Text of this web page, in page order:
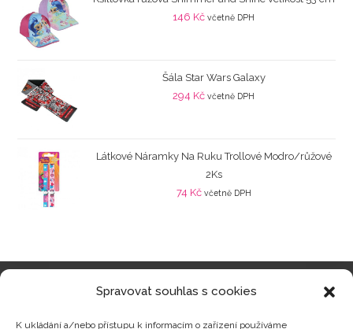
Spravovat souhlas s cookies
K ukládání a/nebo přístupu k informacím o zařízení používáme
146 Kč včetně DPH
Šála Star Wars Galaxy
294 Kč včetně DPH
Látkové Náramky Na Ruku Trollové Modro/růžové
2Ks
74 Kč včetně DPH